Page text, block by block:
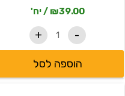
₪39.00 / יח'
-
-
מומלץ
+
הוספה לסל